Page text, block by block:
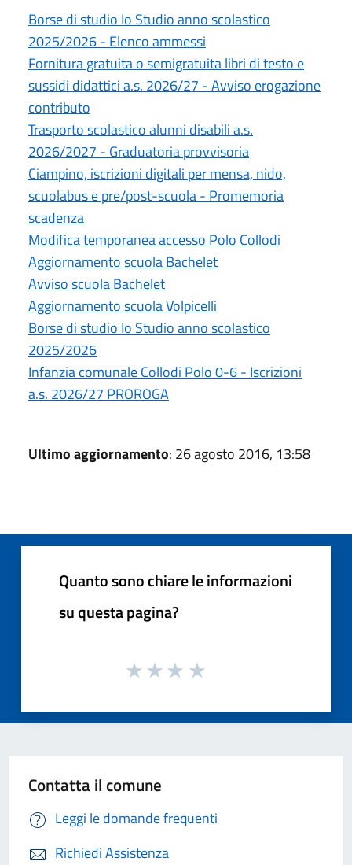
Borse di studio Io Studio anno scolastico
2025/2026 - Elenco ammessi
Fornitura gratuita o semigratuita libri di testo e
sussidi didattici a.s. 2026/27 - Avviso erogazione
contributo
Trasporto scolastico alunni disabili a.s.
2026/2027 - Graduatoria provvisoria
Ciampino, iscrizioni digitali per mensa, nido,
scuolabus e pre/post-scuola - Promemoria
scadenza
Modifica temporanea accesso Polo Collodi
Aggiornamento scuola Bachelet
Avviso scuola Bachelet
Aggiornamento scuola Volpicelli
Borse di studio Io Studio anno scolastico
2025/2026
Infanzia comunale Collodi Polo 0-6 - Iscrizioni
a.s. 2026/27 PROROGA
Ultimo aggiornamento: 26 agosto 2016, 13:58
Quanto sono chiare le informazioni
su questa pagina?
Contatta il comune
Leggi le domande frequenti
Richiedi Assistenza